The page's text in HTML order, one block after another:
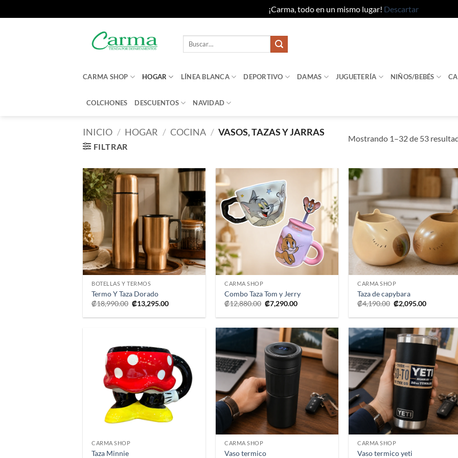
¡Carma, todo en un mismo lugar! Descartar
Buscar
CARMA SHOP HOGAR LÍNEA BLANCA DEPORTIVO DAMAS JUGUETERÍA NIÑOS/BEBÉS
COLCHONES DESCUENTOS NAVIDAD
INICIO / HOGAR / COCINA / VASOS, TAZAS Y JARRAS
FILTRAR
Mostrando 1–32 de 53
Añadir
a la
lista de
deseos
+
BOTELLAS Y TERMOS
Termo Y Taza Dorado
₡18,990.00 El
precio
original
₡13,295.00El
actual
a la
lista de
deseos
+
CARMA SHOP
Combo Taza Tom y Jerry
₡12,880.00 El
precio
original
₡12,880.00.
₡7,290.00El
actual
₡7,290.00.
a
lista
+
CARMA SHOP
Taza de capybara
₡4,190.00 El
precio
original
₡4,190.00.
₡2,095.00El
actual
Añadir
a la
lista de
deseos
CARMA SHOP
Taza Minnie
Añadir
a la
lista de
deseos
CARMA SHOP
Vaso termico
a
lista
CARMA SHOP
Vaso termico yeti